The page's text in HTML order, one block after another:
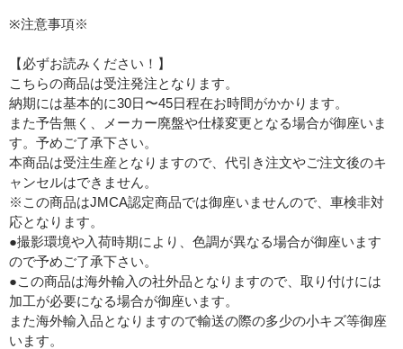
※注意事項※
【必ずお読みください！】
こちらの商品は受注発注となります。
納期には基本的に30日〜45日程在お時間がかかります。
また予告無く、メーカー廃盤や仕様変更となる場合が御座いま
す。予めご了承下さい。
本商品は受注生産となりますので、代引き注文やご注文後のキ
ャンセルはできません。
※この商品はJMCA認定商品では御座いませんので、車検非対
応となります。
●撮影環境や入荷時期により、色調が異なる場合が御座います
ので予めご了承下さい。
●この商品は海外輸入の社外品となりますので、取り付けには
加工が必要になる場合が御座います。
また海外輸入品となりますので輸送の際の多少の小キズ等御座
います。